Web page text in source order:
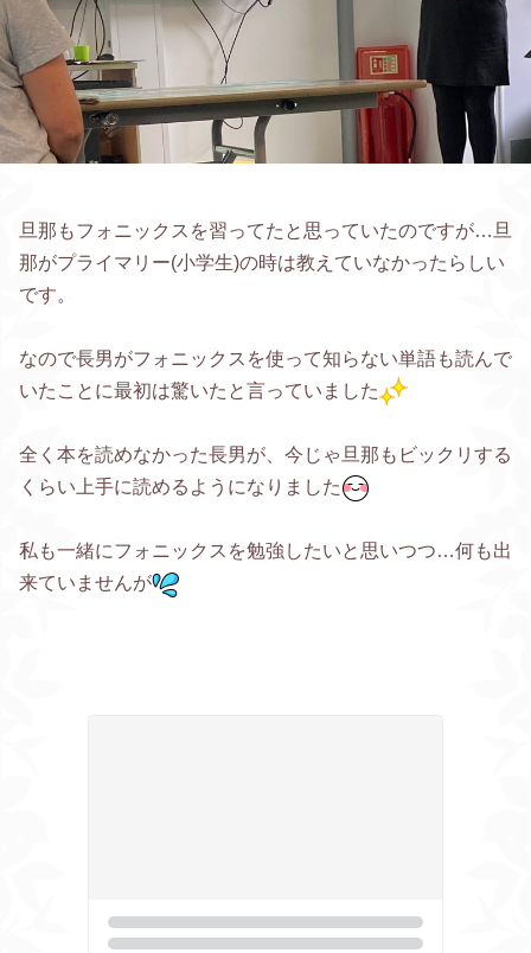
旦那もフォニックスを習ってたと思っていたのですが…旦
那がプライマリー(小学生)の時は教えていなかったらしい
です。
なので長男がフォニックスを使って知らない単語も読んで
いたことに最初は驚いたと言っていました
全く本を読めなかった長男が、今じゃ旦那もビックリする
くらい上手に読めるようになりました
私も一緒にフォニックスを勉強したいと思いつつ…何も出
来ていませんが